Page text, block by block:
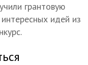
грантовую
идей из